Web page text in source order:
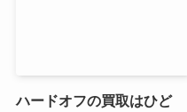
ハードオフの買取はひど